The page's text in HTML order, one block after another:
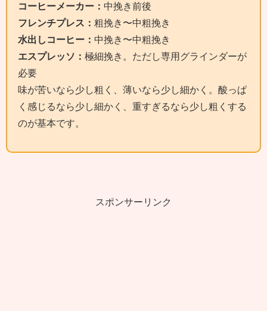
コーヒーメーカー： 中挽き前後
フレンチプレス： 粗挽き〜中粗挽き
水出しコーヒー： 中挽き〜中粗挽き
エスプレッソ： 極細挽き。ただし専用グラインダーが
必要
味が苦いなら少し粗く、薄いなら少し細かく。酸っぱ
く感じるなら少し細かく、重すぎるなら少し粗くする
のが基本です。
スポンサーリンク